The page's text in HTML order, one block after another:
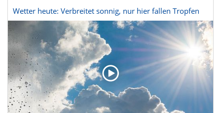
Wetter heute: Verbreitet sonnig, nur hier fallen Tropfen